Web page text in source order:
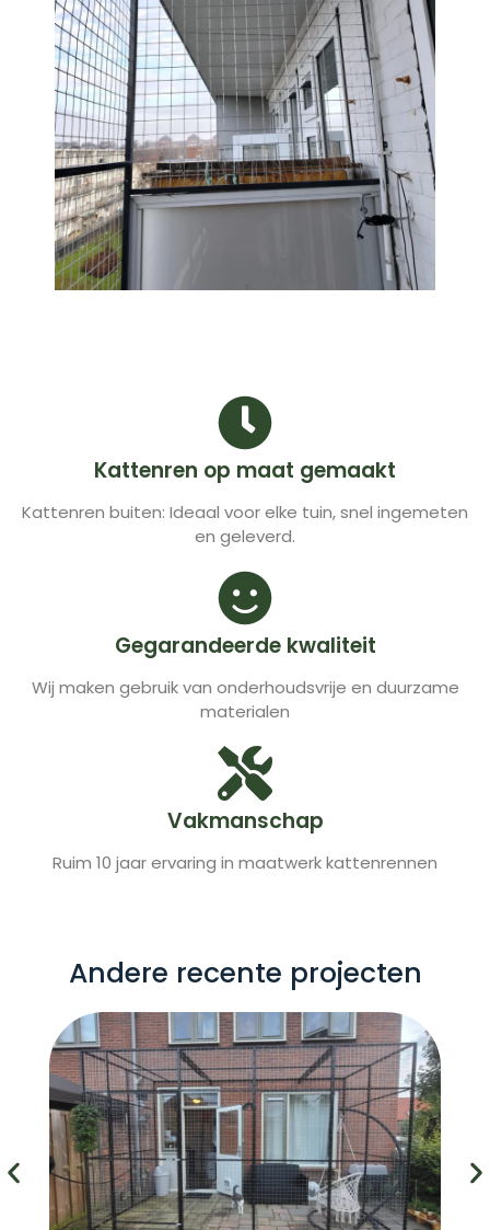
Kattenren op maat gemaakt
Kattenren buiten: Ideaal voor elke tuin, snel ingemeten
en geleverd.
Gegarandeerde kwaliteit
Wij maken gebruik van onderhoudsvrije en duurzame
materialen
Vakmanschap
Ruim 10 jaar ervaring in maatwerk kattenrennen
Andere recente projecten